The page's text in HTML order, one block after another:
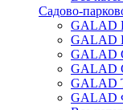
Садово-
GALAD
GALAD
GALAD
GALAD
GALAD
GALAD